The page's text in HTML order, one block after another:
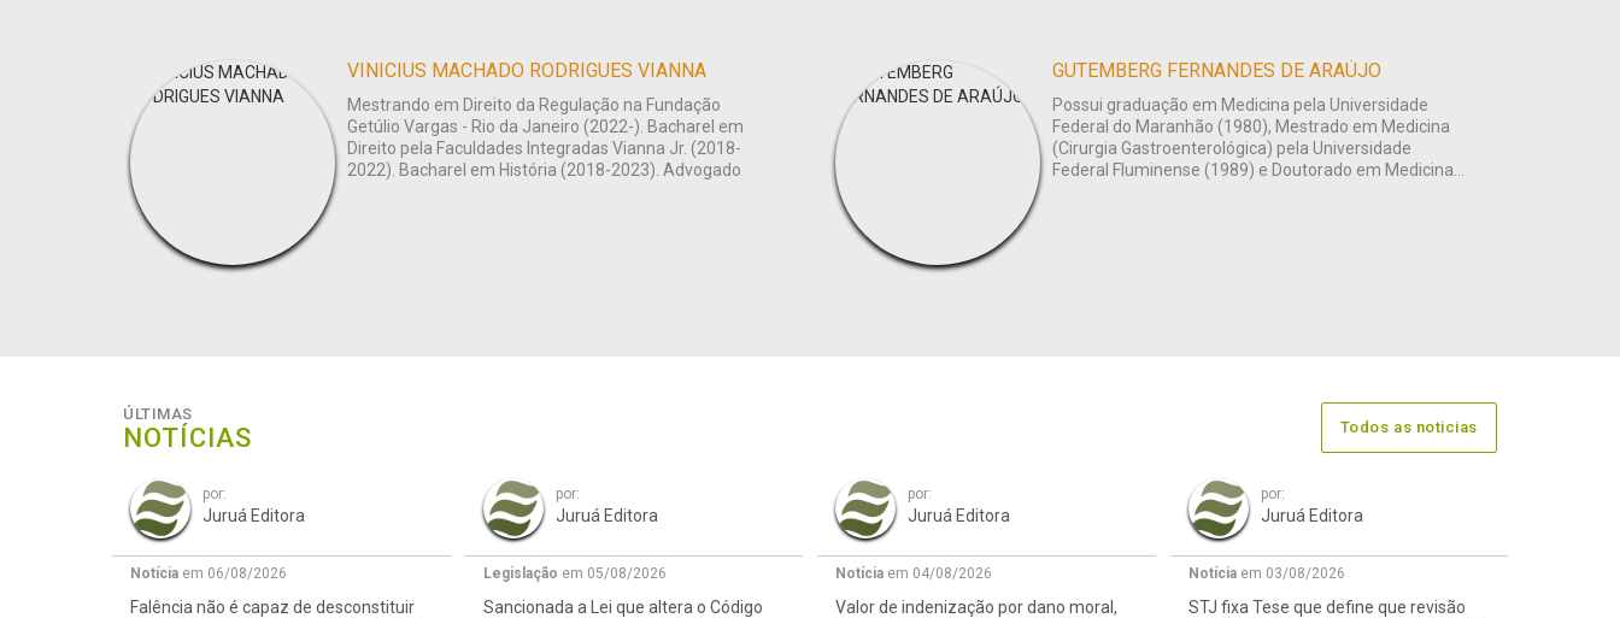
VINICIUS MACHADO RODRIGUES VIANNA
Mestrando em Direito da Regulação na Fundação
Getúlio Vargas - Rio da Janeiro (2022-). Bacharel em
Direito pela Faculdades Integradas Vianna Jr. (2018-
2022). Bacharel em História (2018-2023). Advogado
GUTEMBERG FERNANDES DE ARAÚJO
Possui graduação em Medicina pela Universidade
Federal do Maranhão (1980), Mestrado em Medicina
(Cirurgia Gastroenterológica) pela Universidade
Federal Fluminense (1989) e Doutorado em Medicina...
ÚLTIMAS
NOTÍCIAS Todos as noticias
por:
Juruá Editora
Notícia em 06/08/2026
Falência não é capaz de desconstituir
por:
Juruá Editora
Legislação em 05/08/2026
Sancionada a Lei que altera o Código
por:
Juruá Editora
Notícia em 04/08/2026
Valor de indenização por dano moral,
por:
Juruá Editora
Notíciaem 03/08/2026
STJ fixa Tese que define que revisão